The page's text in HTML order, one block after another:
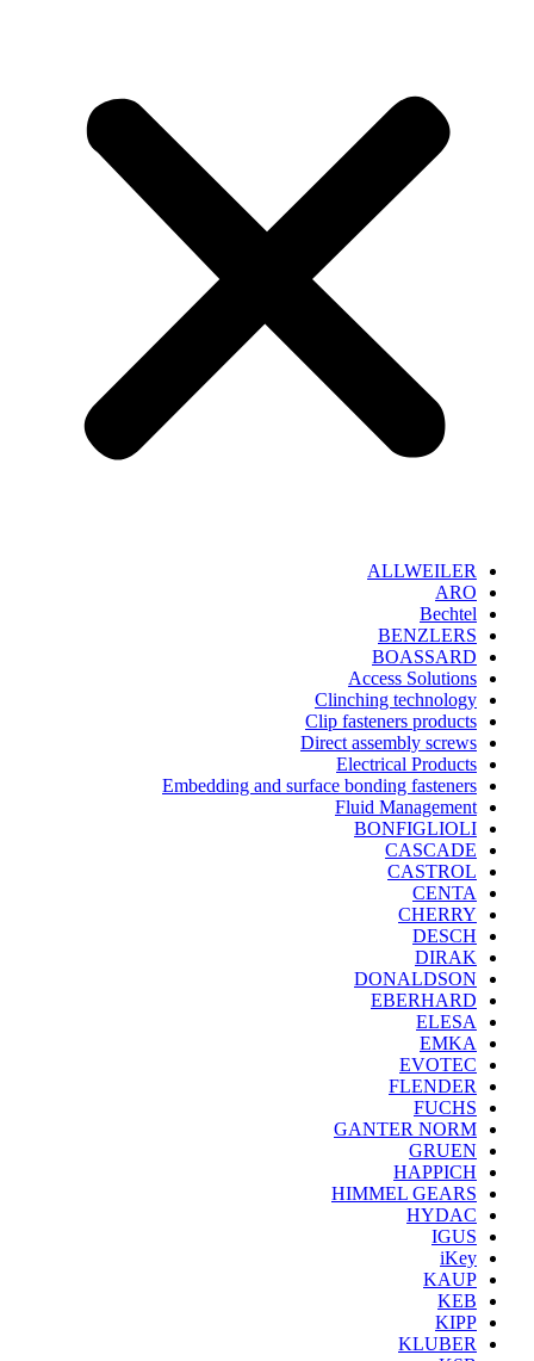
ALLWEILER
ARO
Bechtel
BENZLERS
BOASSARD
Access Solutions
Clinching technology
Clip fasteners products
Direct assembly screws
Electrical Products
Embedding and surface bonding fasteners
Fluid Management
BONFIGLIOLI
CASCADE
CASTROL
CENTA
CHERRY
DESCH
DIRAK
DONALDSON
EBERHARD
ELESA
EMKA
EVOTEC
FLENDER
FUCHS
GANTER NORM
GRUEN
HAPPICH
HIMMEL GEARS
HYDAC
IGUS
iKey
KAUP
KEB
KIPP
KLUBER